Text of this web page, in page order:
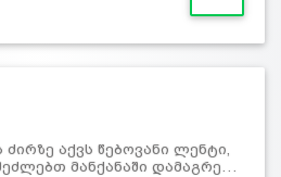
ძირზე აქვს წებოვანი ლენტი,
მანქანაში დამაგრე…